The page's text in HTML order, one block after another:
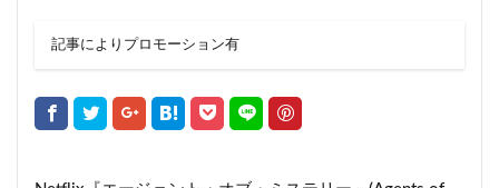
記事によりプロモーション有